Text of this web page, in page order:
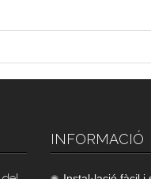
INFORMACIÓ